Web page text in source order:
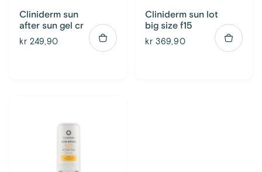
Cliniderm sun
after sun gel cr
kr 249,90
Cliniderm sun lot
big size f15
kr 369,90